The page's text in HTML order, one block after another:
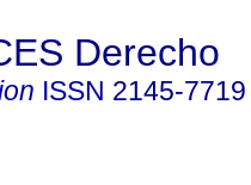
Derecho
ISSN 2145-7719